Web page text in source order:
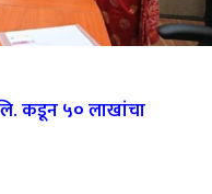
लि. कडून ५० लाखांचा